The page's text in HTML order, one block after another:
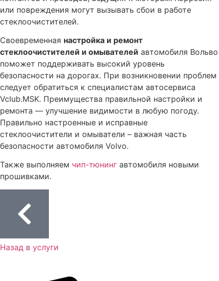
автомобиля Volvo
Замена ремня ГРМ автомобиля Volvo
Замена прокладки поддона двигателя автомобиля
Volvo
Замена приводного ремня автомобиля Volvo
Замена помпы водяного насоса автомобиля Volvo
Замена масляного фильтра автомобиля Volvo
Ремонт предпускового подогревателя Вольво
Диагностика полного привода автомобиля Вольво
Диагностика и ремонт электрики автомобиля Volvo
Замена радиатора кондиционера автомобиля Volvo
Замена радиатора ДВС автомобиля Volvo
Промывка радиатора с разбором автомобиля Volvo
Замена рулевых реек автомобиля Volvo
Сход-развал автомобиля Volvo
или повреждения могут вызывать сбои в работе
стеклоочистителей.
Своевременная настройка и ремонт
стеклоочистителей и омывателей автомобиля Вольво
поможет поддерживать высокий уровень
безопасности на дорогах. При возникновении проблем
следует обратиться к специалистам автосервиса
Vclub.MSK. Преимущества правильной настройки и
ремонта — улучшение видимости в любую погоду.
Правильно настроенные и исправные
стеклоочистители и омыватели – важная часть
безопасности автомобиля Volvo.
Также выполняем чип-тюнинг автомобиля новыми
прошивками.
Назад в услуги